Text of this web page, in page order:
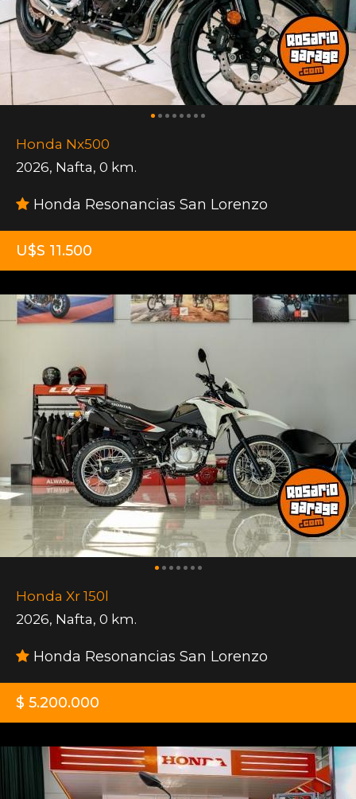
Honda Nx500
2026, Nafta, 0 km.
Honda Resonancias San Lorenzo
U$S 11.500
Honda Xr 150l
2026, Nafta, 0 km.
Honda Resonancias San Lorenzo
$ 5.200.000